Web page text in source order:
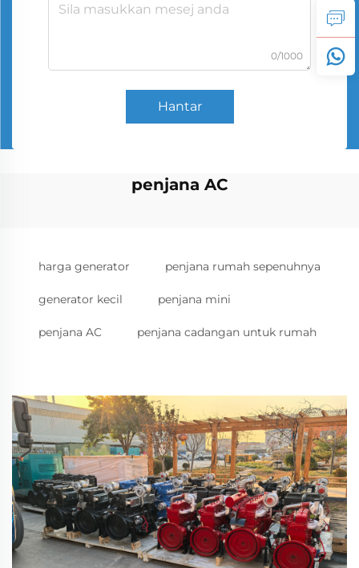
0/1000
Hantar
penjana AC
harga generator penjana rumah sepenuhnya
generator kecil penjana mini
penjana AC penjana cadangan untuk rumah